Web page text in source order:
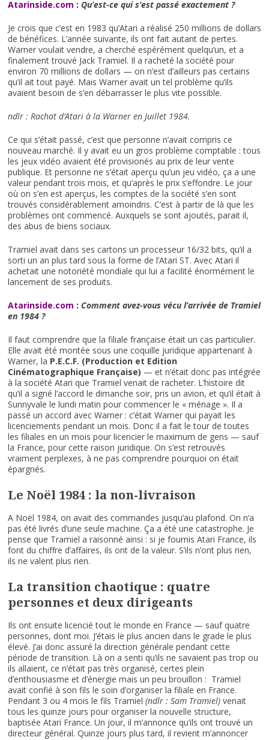
Atarinside.com : Qu’est-ce qui s’est passé exactement ?
Je crois que c’est en 1983 qu’Atari a réalisé 250 millions de dollars
de bénéfices. L’année suivante, ils ont fait autant de pertes.
Warner voulait vendre, a cherché espérément quelqu’un, et a
finalement trouvé Jack Tramiel. Il a racheté la société pour
environ 70 millions de dollars — on n’est d’ailleurs pas certains
qu’il ait tout payé. Mais Warner avait un tel problème qu’ils
avaient besoin de s’en débarrasser le plus vite possible.
ndlr : Rachat d’Atari à la Warner en Juillet 1984.
Ce qui s’était passé, c’est que personne n’avait compris ce
nouveau marché. Il y avait eu un gros problème comptable : tous
les jeux vidéo avaient été provisionés au prix de leur vente
publique. Et personne ne s’était aperçu qu’un jeu vidéo, ça a une
valeur pendant trois mois, et qu’après le prix s’effondre. Le jour
où on s’en est aperçus, les comptes de la société s’en sont
trouvés considérablement amoindris. C’est à partir de là que les
problèmes ont commencé. Auxquels se sont ajoutés, parait il,
des abus de biens sociaux.
Tramiel avait dans ses cartons un processeur 16/32 bits, qu’il a
sorti un an plus tard sous la forme de l’Atari ST. Avec Atari il
achetait une notoriété mondiale qui lui a facilité énormément le
lancement de ses produits.
Atarinside.com : Comment avez-vous vécu l’arrivée de Tramiel
en 1984 ?
Il faut comprendre que la filiale française était un cas particulier.
Elle avait été montée sous une coquille juridique appartenant à
Warner, la P.E.C.F. (Production et Edition
Cinématographique Française) — et n’était donc pas intégrée
à la société Atari que Tramiel venait de racheter. L’histoire dit
qu’il a signé l’accord le dimanche soir, pris un avion, et qu’il était à
Sunnyvale le lundi matin pour commencer le « ménage ». Il a
passé un accord avec Warner : c’était Warner qui payait les
licenciements pendant un mois. Donc il a fait le tour de toutes
les filiales en un mois pour licencier le maximum de gens — sauf
la France, pour cette raison juridique. On s’est retrouvés
vraiment perplexes, à ne pas comprendre pourquoi on était
épargnés.
Le Noël 1984 : la non-livraison
A Noël 1984, on avait des commandes jusqu’au plafond. On n’a
pas été livrés d’une seule machine. Ça a été une catastrophe. Je
pense que Tramiel a raisonné ainsi : si je fournis Atari France, ils
font du chiffre d’affaires, ils ont de la valeur. S’ils n’ont plus rien,
ils ne valent plus rien.
La transition chaotique : quatre
personnes et deux dirigeants
Ils ont ensuite licencié tout le monde en France — sauf quatre
personnes, dont moi. J’étais le plus ancien dans le grade le plus
élevé. J’ai donc assuré la direction générale pendant cette
période de transition. Là on a senti qu’ils ne savaient pas trop ou
ils allaient, ce n’était pas très organisé, certes plein
d’enthousiasme et d’énergie mais un peu brouillon : Tramiel
avait confié à son fils le soin d’organiser la filiale en France.
Pendant 3 ou 4 mois le fils Tramiel (ndlr : Sam Tramiel)venait
tous les quinze jours pour organiser la nouvelle structure,
baptisée Atari France. Un jour, il m’annonce qu’ils ont trouvé un
directeur général. Quinze jours plus tard, il revient m’annoncer